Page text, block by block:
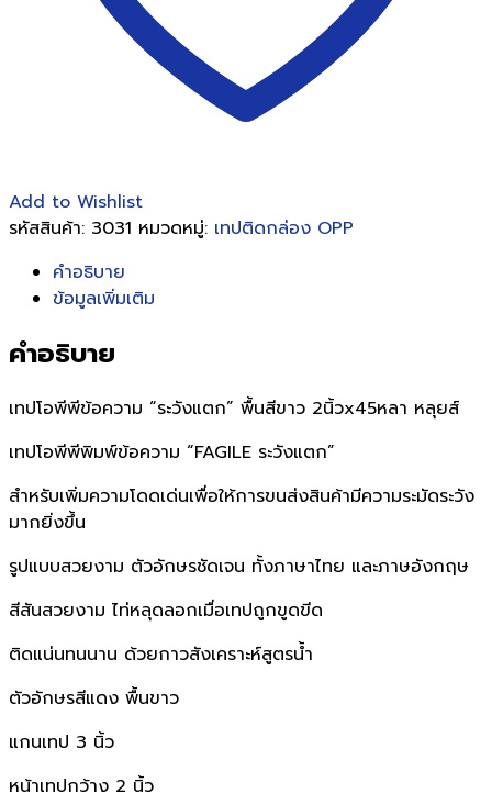
Add to Wishlist
รหัสสินค้า: 3031 หมวดหมู่: เทปติดกล่อง OPP
คำอธิบาย
ข้อมูลเพิ่มเติม
คำอธิบาย
เทปโอพีพีข้อความ “ระวังแตก” พื้นสีขาว 2นิ้วx45หลา หลุยส์
เทปโอพีพีพิมพ์ข้อความ “FAGILE ระวังแตก”
สำหรับเพิ่มความโดดเด่นเพื่อให้การขนส่งสินค้ามีความระมัดระวัง
มากยิ่งขึ้น
รูปแบบสวยงาม ตัวอักษรชัดเจน ทั้งภาษาไทย และภาษอังกฤษ
สีสันสวยงาม ไท่หลุดลอกเมื่อเทปถูกขูดขีด
ติดแน่นทนนาน ด้วยกาวสังเคราะห์สูตรน้ำ
ตัวอักษรสีแดง พื้นขาว
แกนเทป 3 นิ้ว
หน้าเทปกว้าง 2 นิ้ว